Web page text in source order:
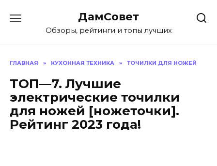
содержанию
ДамСовет
Обзоры, рейтинги и топы лучших
ГЛАВНАЯ » КУХОННАЯ ТЕХНИКА » ТОЧИЛКИ ДЛЯ НОЖЕЙ
ТОП—7. Лучшие
электрические точилки
для ножей [ножеточки].
Рейтинг 2023 года!